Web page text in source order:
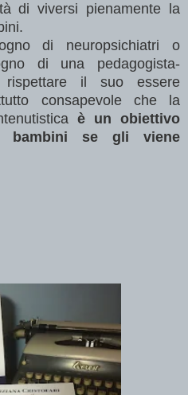
di viversi pienamente la
di neuropsichiatri o
di una pedagogista-
rispettare il suo essere
consapevole che la
è un obiettivo
se gli viene